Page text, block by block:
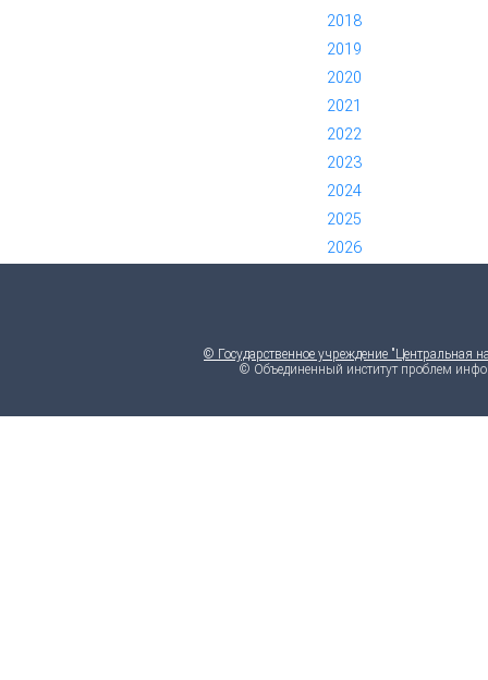
2018
2019
2020
2021
2022
2023
2024
2025
2026
© Государственное учреждение
© Объединенный институт проблем